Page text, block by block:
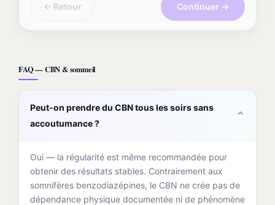
← Retour Continuer →
FAQ — CBN & sommeil
Peut-on prendre du CBN tous les soirs sans
accoutumance ?
⌄
Oui — la régularité est même recommandée pour
obtenir des résultats stables. Contrairement aux
somnifères benzodiazépines, le CBN ne crée pas de
dépendance physique documentée ni de phénomène